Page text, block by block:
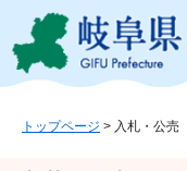
ジ
ュ
トップページ > 入札・公売